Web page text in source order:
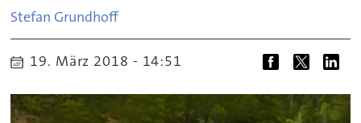
Stefan Grundhoff
19. März 2018 - 14:51